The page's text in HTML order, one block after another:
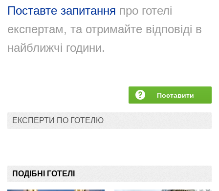
Поставте запитання про готелі
експертам, та отримайте відповіді в
найближчі години.
Поставити
ЕКСПЕРТИ ПО ГОТЕЛЮ
ПОДІБНІ ГОТЕЛІ